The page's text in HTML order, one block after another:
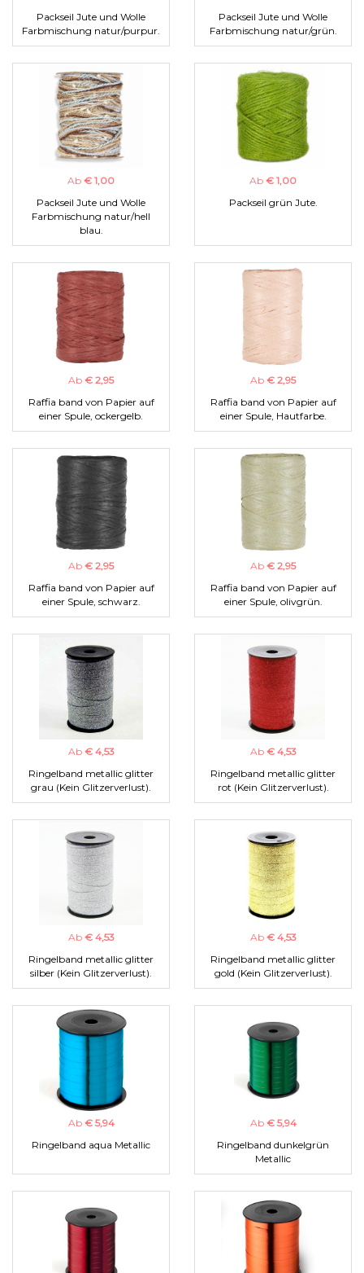
Packseil Jute und Wolle
Farbmischung natur/purpur.
Packseil Jute und Wolle
Farbmischung natur/grün.
Ab € 1,00
Packseil Jute und Wolle
Farbmischung natur/hell
blau.
Ab € 1,00
Packseil grün Jute.
Ab € 2,95
Raffia band von Papier auf
einer Spule, ockergelb.
Ab € 2,95
Raffia band von Papier auf
einer Spule, Hautfarbe.
Ab € 2,95
Raffia band von Papier auf
einer Spule, schwarz.
Ab € 2,95
Raffia band von Papier auf
einer Spule, olivgrün.
Ab € 4,53
Ringelband metallic glitter
grau (Kein Glitzerverlust).
Ab € 4,53
Ringelband metallic glitter
rot (Kein Glitzerverlust).
Ab € 4,53
Ringelband metallic glitter
silber (Kein Glitzerverlust).
Ab € 4,53
Ringelband metallic glitter
gold (Kein Glitzerverlust).
Ab € 5,94
Ringelband aqua Metallic
Ab € 5,94
Ringelband dunkelgrün
Metallic